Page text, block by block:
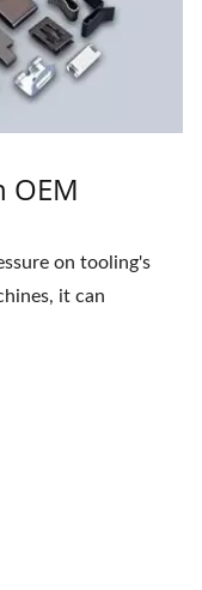
OEM
on tooling's
it can